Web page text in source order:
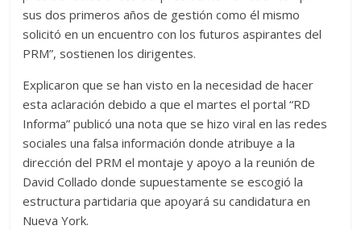
sus dos primeros años de gestión como él mismo
solicitó en un encuentro con los futuros aspirantes del
PRM”, sostienen los dirigentes.
Explicaron que se han visto en la necesidad de hacer
esta aclaración debido a que el martes el portal “RD
Informa” publicó una nota que se hizo viral en las redes
sociales una falsa información donde atribuye a la
dirección del PRM el montaje y apoyo a la reunión de
David Collado donde supuestamente se escogió la
estructura partidaria que apoyará su candidatura en
Nueva York.